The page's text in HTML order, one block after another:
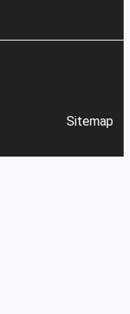
Sitemap